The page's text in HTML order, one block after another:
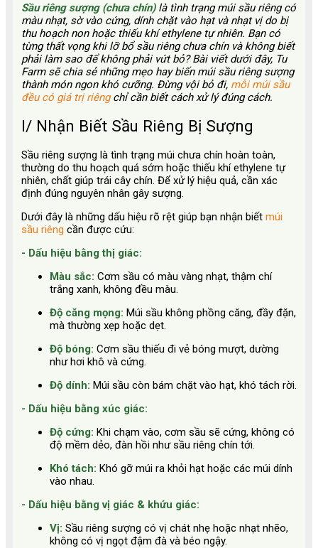
Sầu riêng sượng (chưa chín) là tình trạng múi sầu riêng có
màu nhạt, sờ vào cứng, dính chặt vào hạt và nhạt vị do bị
thu hoạch non hoặc thiếu khí ethylene tự nhiên. Bạn có
từng thất vọng khi lỡ bổ sầu riêng chưa chín và không biết
phải làm sao để không phải vứt bỏ? Bài viết dưới đây, Tu
Farm sẽ chia sẻ những mẹo hay biến múi sầu riêng sượng
thành món ngon khó cưỡng. Đừng vội bỏ đi, mỗi múi sầu
đều có giá trị riêngchỉ cần biết cách xử lý đúng cách.
I/ Nhận Biết Sầu Riêng Bị Sượng
Sầu riêng sượng là tình trạng múi chưa chín hoàn toàn,
thường do thu hoạch quá sớm hoặc thiếu khí ethylene tự
nhiên, chất giúp trái cây chín. Để xử lý hiệu quả, cần xác
định đúng nguyên nhân gây sượng.
Dưới đây là những dấu hiệu rõ rệt giúp bạn nhận biết múi
sầu riêng cần được cứu:
- Dấu hiệu bằng thị giác:
Màu sắc: Cơm sầu có màu vàng nhạt, thậm chí
trắng xanh, không đều màu.
Độ căng mọng: Múi sầu không phồng căng, đầy đặn,
mà thường xẹp hoặc dẹt.
Độ bóng: Cơm sầu thiếu đi vẻ bóng mượt, dường
như hơi khô và cứng.
Độ dính: Múi sầu còn bám chặt vào hạt, khó tách rời.
- Dấu hiệu bằng xúc giác:
Độ cứng: Khi chạm vào, cơm sầu sẽ cứng, không có
độ mềm dẻo, đàn hồi như sầu riêng chín tới.
Khó tách: Khó gỡ múi ra khỏi hạt hoặc các múi dính
vào nhau.
- Dấu hiệu bằng vị giác & khứu giác:
Vị: Sầu riêng sượng có vị chát nhẹ hoặc nhạt nhẽo,
không có vị ngọt đậm đà và béo ngậy.